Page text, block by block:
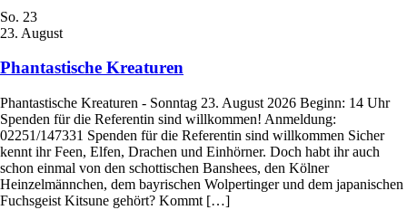
So. 23
23. August
Phantastische Kreaturen
Phantastische Kreaturen - Sonntag 23. August 2026 Beginn: 14 Uhr
Spenden für die Referentin sind willkommen! Anmeldung:
02251/147331 Spenden für die Referentin sind willkommen Sicher
kennt ihr Feen, Elfen, Drachen und Einhörner. Doch habt ihr auch
schon einmal von den schottischen Banshees, den Kölner
Heinzelmännchen, dem bayrischen Wolpertinger und dem japanischen
Fuchsgeist Kitsune gehört? Kommt […]